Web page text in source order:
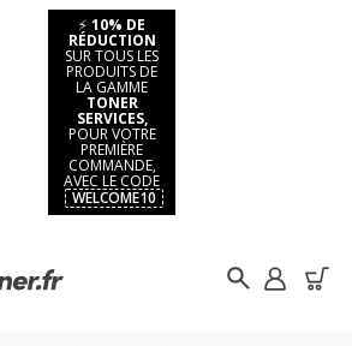
⚡ 10% DE
RÉDUCTION
SUR TOUS LES
PRODUITS DE
LA GAMME
TONER
SERVICES,
POUR VOTRE
PREMIÈRE
COMMANDE,
AVEC LE CODE
WELCOME10